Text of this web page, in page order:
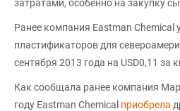
затратами, особенно на закупку
Ранее компания Eastman Chemical
пластификаторов для
сентября 2013 года на USD0,11 за
Как сообщала ранее компания
году Eastman Chemical приобрела